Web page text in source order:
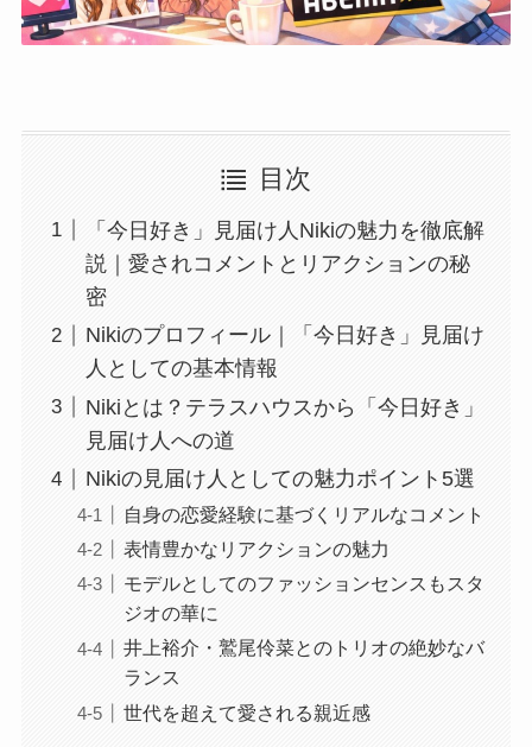
目次
「今日好き」見届け人Nikiの魅力を徹底解
説｜愛されコメントとリアクションの秘
密
Nikiのプロフィール｜「今日好き」見届け
人としての基本情報
Nikiとは？テラスハウスから「今日好き」
見届け人への道
Nikiの見届け人としての魅力ポイント5選
自身の恋愛経験に基づくリアルなコメント
表情豊かなリアクションの魅力
モデルとしてのファッションセンスもスタ
ジオの華に
井上裕介・鷲尾伶菜とのトリオの絶妙なバ
ランス
世代を超えて愛される親近感